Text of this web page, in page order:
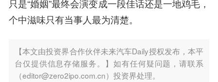
只是“婚姻”最终会演变成一段佳话还是一地鸡毛，
个中滋味只有当事人最为清楚。
【本文由投资界合作伙伴未来汽车Daily授权发布，本平
台仅提供信息存储服务。】如有任何疑问题，请联系
（editor@zero2ipo.com.cn）投资界处理。